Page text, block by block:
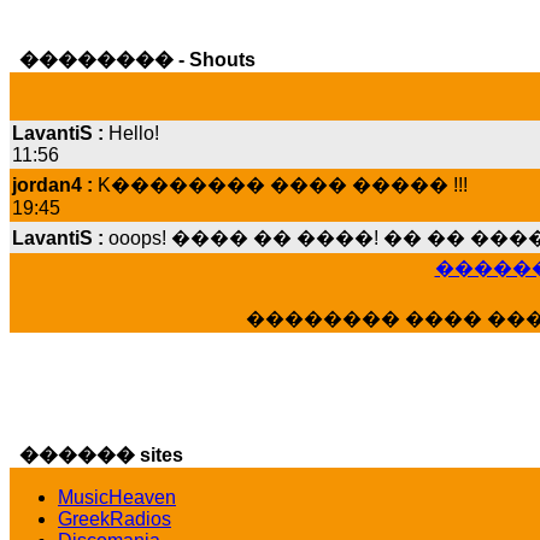
�������� - Shouts
11:56
jordan4 :
19:45
LavantiS :
���� ���; ���� ��� ��� ��������
veronica :E���� 2012 ��� ����� ���
16:39
veronica :[URL] ���� ���;
�������� ����
������ sites
MusicHeaven
GreekRadios